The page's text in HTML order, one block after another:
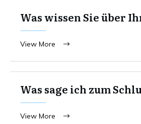
Was wissen Sie über
View More
Was sage ich zum
View More